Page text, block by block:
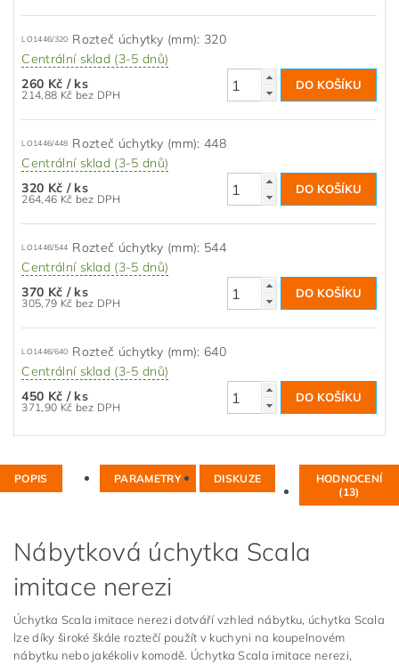
LO1446/320 Rozteč úchytky (mm): 320
Centrální sklad (3-5 dnů)
260 Kč / ks
214,88 Kč bez DPH
LO1446/448 Rozteč úchytky (mm): 448
Centrální sklad (3-5 dnů)
320 Kč / ks
264,46 Kč bez DPH
LO1446/544 Rozteč úchytky (mm): 544
Centrální sklad (3-5 dnů)
370 Kč / ks
305,79 Kč bez DPH
LO1446/640 Rozteč úchytky (mm): 640
Centrální sklad (3-5 dnů)
450 Kč / ks
371,90 Kč bez DPH
POPIS PARAMETRY DISKUZE
HODNOCENÍ
(13)
Nábytková úchytka Scala
imitace nerezi
Úchytka Scala imitace nerezi dotváří vzhled nábytku, úchytka Scala
lze díky široké škále roztečí použít v kuchyni na koupelnovém
nábytku nebo jakékoliv komodě. Úchytka Scala imitace nerezi,